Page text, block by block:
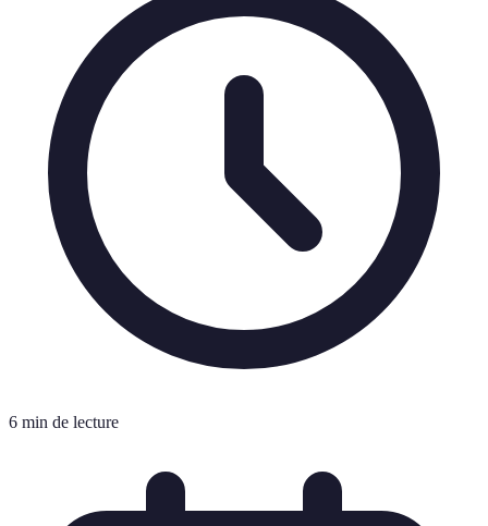
6 min de lecture